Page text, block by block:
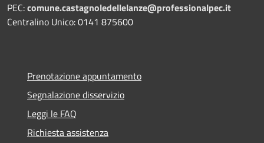
PEC:comune.castagnoledellelanze@professionalpec.it
Centralino Unico: 0141 875600
Prenotazione appuntamento
Segnalazione disservizio
Leggi le FAQ
Richiesta assistenza